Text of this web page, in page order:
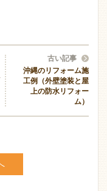
古い記事
沖縄のリフォーム施
工例（外壁塗装と屋
上の防水リフォー
ム）